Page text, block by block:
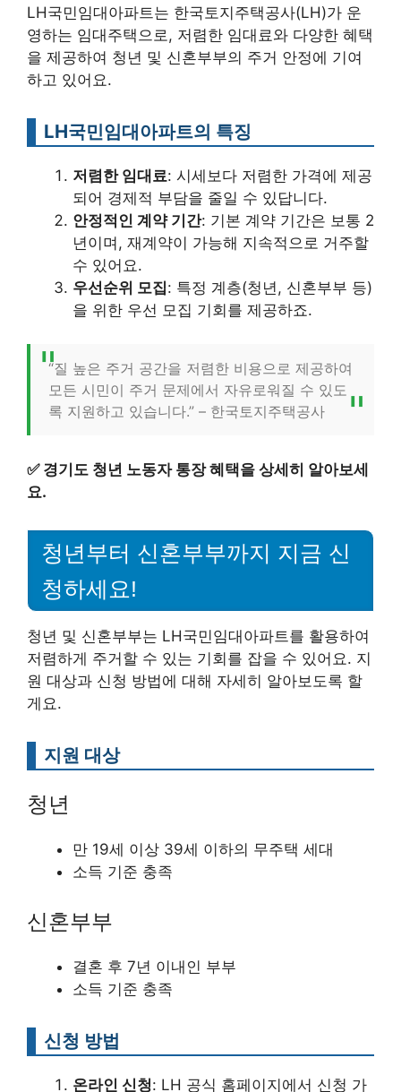
LH국민임대아파트는 한국토지주택공사(LH)가 운
영하는 임대주택으로, 저렴한 임대료와 다양한 혜택
을 제공하여 청년 및 신혼부부의 주거 안정에 기여
하고 있어요.
LH국민임대아파트의 특징
저렴한 임대료: 시세보다 저렴한 가격에 제공
되어 경제적 부담을 줄일 수 있답니다.
안정적인 계약 기간: 기본 계약 기간은 보통 2
년이며, 재계약이 가능해 지속적으로 거주할
수 있어요.
우선순위 모집: 특정 계층(청년, 신혼부부 등)
을 위한 우선 모집 기회를 제공하죠.
“질 높은 주거 공간을 저렴한 비용으로 제공하여
모든 시민이 주거 문제에서 자유로워질 수 있도
록 지원하고 있습니다.” – 한국토지주택공사
✅ 경기도 청년 노동자 통장 혜택을 상세히 알아보세
요.
청년부터 신혼부부까지 지금 신
청하세요!
청년 및 신혼부부는 LH국민임대아파트를 활용하여
저렴하게 주거할 수 있는 기회를 잡을 수 있어요. 지
원 대상과 신청 방법에 대해 자세히 알아보도록 할
게요.
지원 대상
청년
만 19세 이상 39세 이하의 무주택 세대
소득 기준 충족
신혼부부
결혼 후 7년 이내인 부부
소득 기준 충족
신청 방법
온라인 신청: LH 공식 홈페이지에서 신청 가